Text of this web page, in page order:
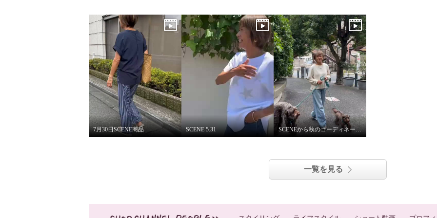
7月30日SCENE商品 SCENE 5.31 SCENEから秋のコーディネート紹介
一覧を見る